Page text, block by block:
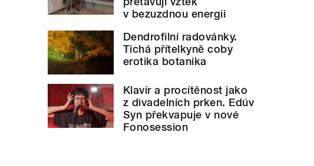
v bezuzdnou energii
Dendrofilní radovánky.
Tichá přítelkyně coby
erotika botanika
Klavír a procítěnost jako
z divadelních prken. Edúv
Syn překvapuje v nové
Fonosession